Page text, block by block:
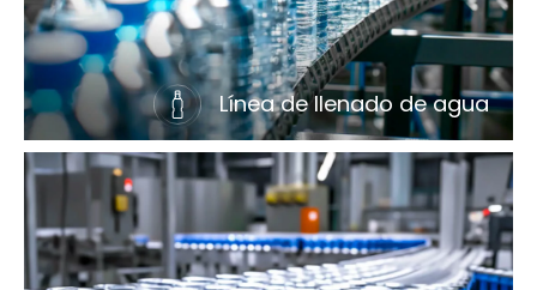
Línea de llenado de agua